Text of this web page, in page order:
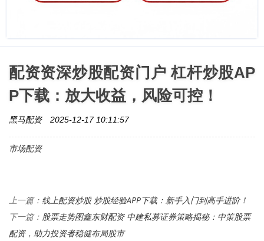
配资资深炒股配资门户 杠杆炒股AP
P下载：放大收益，风险可控！
黑马配资 2025-12-17 10:11:57
市场配资
上一篇： 线上配资炒股 炒股经验APP下载：新手入门到高手进阶！
下一篇： 股票走势图鑫东财配资 中建私募证券策略揭秘：中策股票
配资，助力投资者稳健布局股市